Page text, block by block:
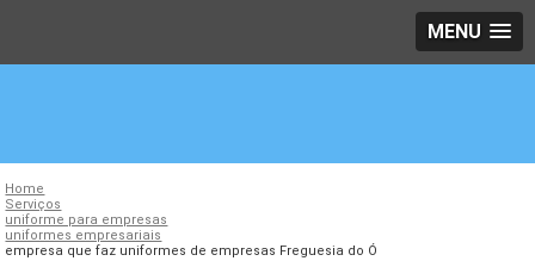
MENU
Home
Serviços
uniforme para empresas
uniformes empresariais
empresa que faz uniformes de empresas Freguesia do Ó